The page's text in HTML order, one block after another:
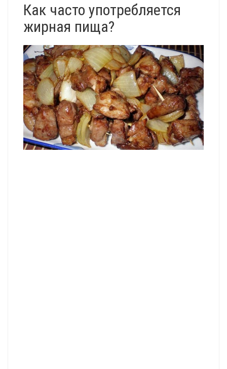
Как часто употребляется
жирная пища?